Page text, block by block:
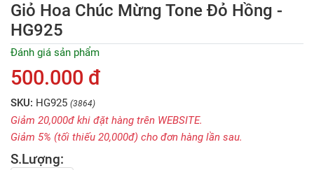
Giỏ Hoa Chúc Mừng Tone Đỏ Hồng -
HG925
Đánh giá sản phẩm
500.000 đ
SKU: HG925 (3864)
Giảm 20,000đ khi đặt hàng trên WEBSITE.
Giảm 5% (tối thiếu 20,000đ) cho đơn hàng lần sau.
S.Lượng: